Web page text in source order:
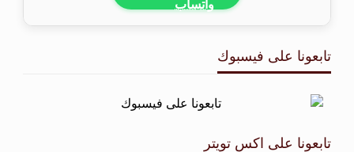
تابعونا على فيسبوك
تابعونا على اكس تويتر